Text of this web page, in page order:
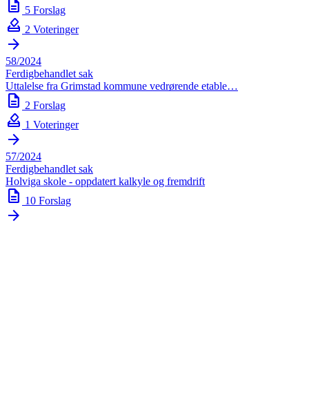
description 5 Forslag
how_to_vote 2 Voteringer
arrow_forward
58/2024
Ferdigbehandlet sak
Uttalelse fra Grimstad kommune vedrørende etable…
description 2 Forslag
how_to_vote 1 Voteringer
arrow_forward
57/2024
Ferdigbehandlet sak
Holviga skole - oppdatert kalkyle og fremdrift
description 10 Forslag
arrow_forward